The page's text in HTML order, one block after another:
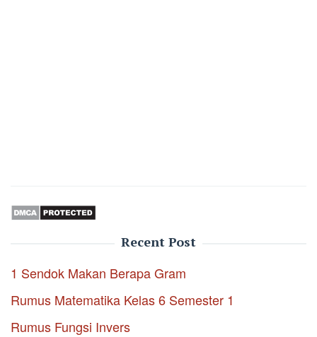
Recent Post
1 Sendok Makan Berapa Gram
Rumus Matematika Kelas 6 Semester 1
Rumus Fungsi Invers